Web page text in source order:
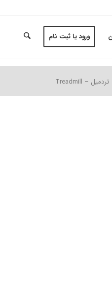
ورود یا ثبت نام
تردمیل – Treadmill